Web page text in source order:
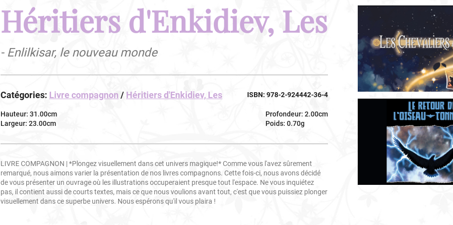
Héritiers d'Enkidiev, Les
- Enlilkisar, le nouveau monde
Catégories: Livre compagnon / Héritiers d'Enkidiev, Les ISBN: 978-2-924442-36-4
Hauteur: 31.00cm
Largeur: 23.00cm
Profondeur: 2.00cm
Poids: 0.70g
LIVRE COMPAGNON | *Plongez visuellement dans cet univers magique!* Comme vous l'avez sûrement
remarqué, nous aimons varier la présentation de nos livres compagnons. Cette fois-ci, nous avons décidé
de vous présenter un ouvrage où les illustrations occuperaient presque tout l'espace. Ne vous inquiétez
pas, il contient aussi de courts textes, mais ce que nous voulions avant tout, c'est que vous puissiez plonger
visuellement dans ce superbe univers. Nous espérons qu'il vous plaira !